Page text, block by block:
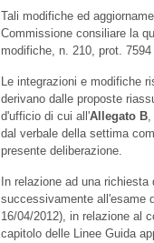
Tali modifiche ed
Commissione consiliare la
modifiche, n. 210, prot.
Le integrazioni e modifiche
derivano dalle proposte
d'ufficio di cui all'Allegato B,
dal verbale della settima
presente deliberazione.
In relazione ad una
successivamente all'esame
16/04/2012), in relazione al
capitolo delle Linee Guida